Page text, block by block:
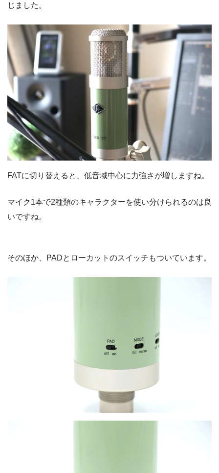
じました。
FATに切り替えると、低音域中心に力強さが増しますね。
マイク1本で2種類のキャラクターを使い分けられるのは良
いですね。
そのほか、PADとローカットのスイッチもついています。